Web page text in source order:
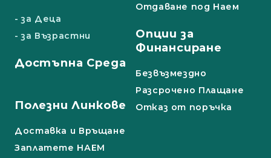
- за Деца
- за Възрастни
Достъпна Среда
Отдаване под Наем
Опции за
Финансиране
Безвъзмездно
Разсрочено Плащане
Полезни Линкове
Доставка и Връщане
Заплатете НАЕМ
Отказ от поръчка